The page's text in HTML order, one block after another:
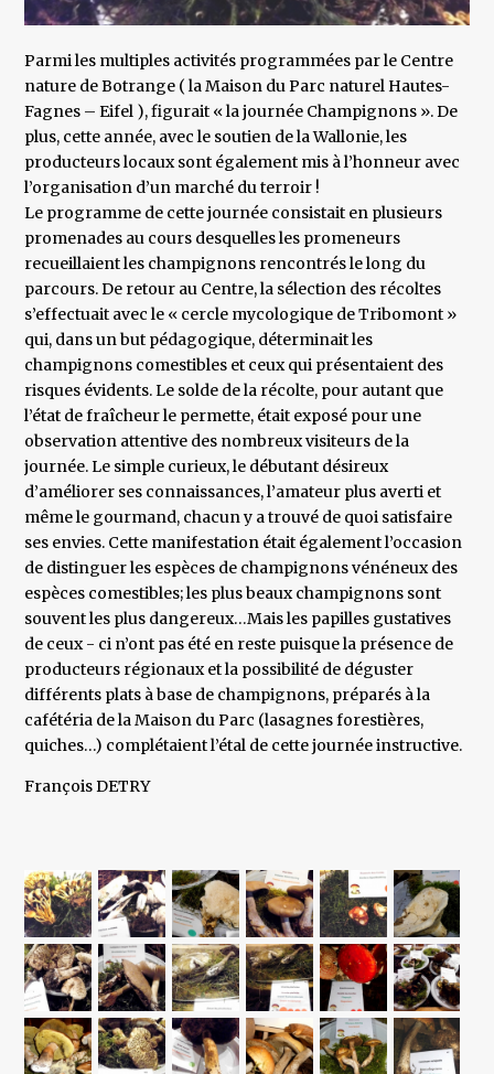
Parmi les multiples activités programmées par le Centre
nature de Botrange ( la Maison du Parc naturel Hautes-
Fagnes – Eifel ), figurait « la journée Champignons ». De
plus, cette année, avec le soutien de la Wallonie, les
producteurs locaux sont également mis à l’honneur avec
l’organisation d’un marché du terroir !
Le programme de cette journée consistait en plusieurs
promenades au cours desquelles les promeneurs
recueillaient les champignons rencontrés le long du
parcours. De retour au Centre, la sélection des récoltes
s’effectuait avec le « cercle mycologique de Tribomont »
qui, dans un but pédagogique, déterminait les
champignons comestibles et ceux qui présentaient des
risques évidents. Le solde de la récolte, pour autant que
l’état de fraîcheur le permette, était exposé pour une
observation attentive des nombreux visiteurs de la
journée. Le simple curieux, le débutant désireux
d’améliorer ses connaissances, l’amateur plus averti et
même le gourmand, chacun y a trouvé de quoi satisfaire
ses envies. Cette manifestation était également l’occasion
de distinguer les espèces de champignons vénéneux des
espèces comestibles; les plus beaux champignons sont
souvent les plus dangereux…Mais les papilles gustatives
de ceux - ci n’ont pas été en reste puisque la présence de
producteurs régionaux et la possibilité de déguster
différents plats à base de champignons, préparés à la
cafétéria de la Maison du Parc (lasagnes forestières,
quiches…) complétaient l’étal de cette journée instructive.
François DETRY